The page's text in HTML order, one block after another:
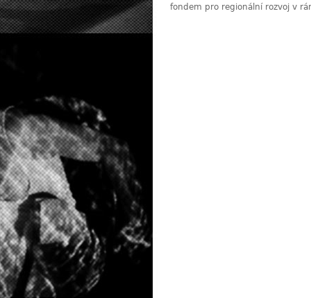
fondem pro regionální rozvoj v